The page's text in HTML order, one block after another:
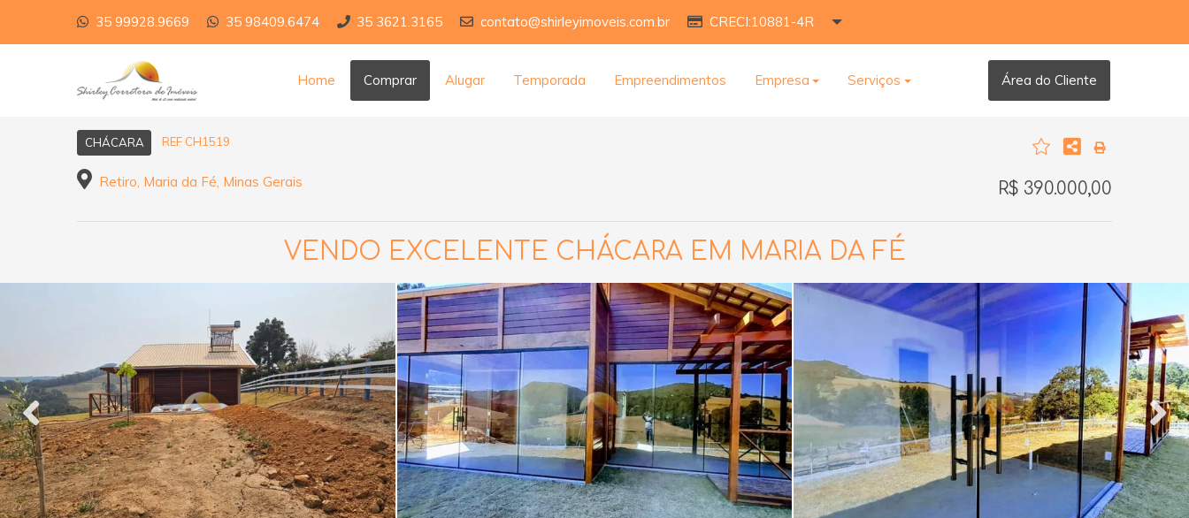
35 99928.9669 35 98409.6474 35 3621.3165 contato@shirleyimoveis.com.br CRECI:10881-4R
Home Comprar Alugar Temporada Empreendimentos Empresa Serviços Área do Cliente
CHÁCARA REF CH1519
Retiro, Maria da Fé, Minas Gerais R$ 390.000,00
VENDO EXCELENTE CHÁCARA EM MARIA DA FÉ